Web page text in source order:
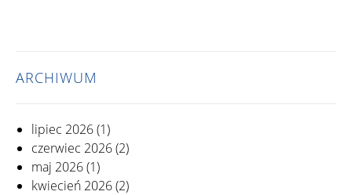
ARCHIWUM
lipiec 2026(1)
czerwiec 2026(2)
maj 2026(1)
kwiecień 2026(2)